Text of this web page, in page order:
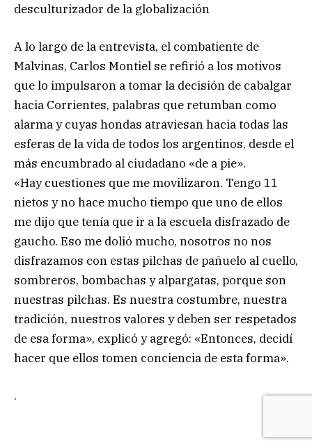
desculturizador de la globalización
A lo largo de la entrevista, el combatiente de
Malvinas, Carlos Montiel se refirió a los motivos
que lo impulsaron a tomar la decisión de cabalgar
hacia Corrientes, palabras que retumban como
alarma y cuyas hondas atraviesan hacia todas las
esferas de la vida de todos los argentinos, desde el
más encumbrado al ciudadano «de a pie».
«Hay cuestiones que me movilizaron. Tengo 11
nietos y no hace mucho tiempo que uno de ellos
me dijo que tenía que ir a la escuela disfrazado de
gaucho. Eso me dolió mucho, nosotros no nos
disfrazamos con estas pilchas de pañuelo al cuello,
sombreros, bombachas y alpargatas, porque son
nuestras pilchas. Es nuestra costumbre, nuestra
tradición, nuestros valores y deben ser respetados
de esa forma», explicó y agregó: «Entonces, decidí
hacer que ellos tomen conciencia de esta forma».
.